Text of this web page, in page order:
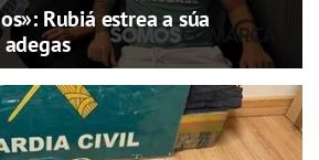
Rubiá estrea a súa